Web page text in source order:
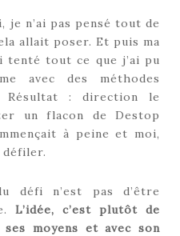
n’ai pas pensé tout de
allait poser. Et puis ma
tenté tout ce que j’ai pu
avec des méthodes
Résultat : direction le
un flacon de Destop
à peine et moi,
défiler.
défi n’est pas d’être
L’idée, c’est plutôt de
moyens et avec son